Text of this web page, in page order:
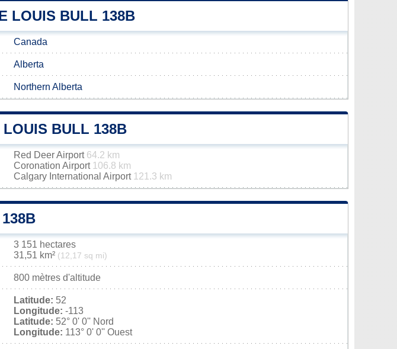
LOUIS BULL 138B
Canada
Alberta
Northern Alberta
LOUIS BULL 138B
Red Deer Airport 64.2 km
Coronation Airport 106.8 km
Calgary International Airport 121.3 km
3 151 hectares
31,51 km² (12,17 sq mi)
800 mètres d'altitude
Latitude: 52
Longitude: -113
Latitude: 52° 0' 0'' Nord
Longitude: 113° 0' 0'' Ouest